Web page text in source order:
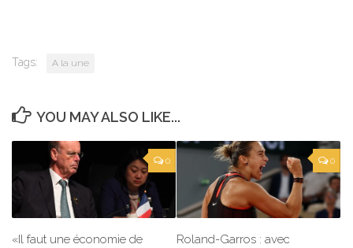
Tags: A la une
YOU MAY ALSO LIKE...
0
«Il faut une économie de
0
Roland-Garros : avec